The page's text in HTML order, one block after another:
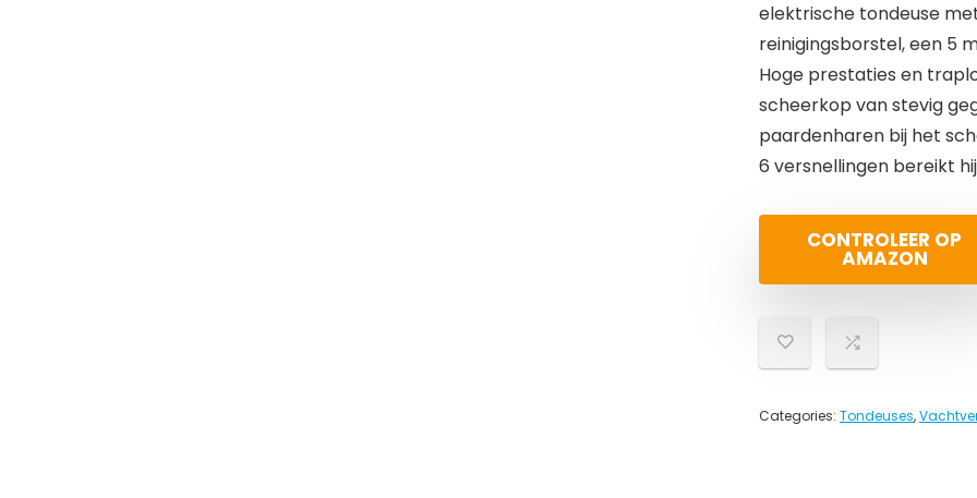
elektrische tondeuse
reinigingsborstel, een 5
Hoge prestaties en
scheerkop van stevig
paardenharen bij het
6 versnellingen bereikt
CONTROLEER OP
AMAZON
Categories: Tondeuses,